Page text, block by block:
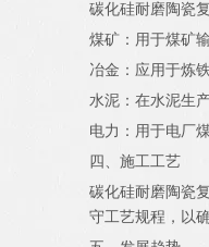
碳化硅耐磨陶瓷
煤矿：用于煤矿
冶金：应用于炼
水泥：在水泥生
电力：用于电厂
四、施工工艺
碳化硅耐磨陶瓷
守工艺规程，以